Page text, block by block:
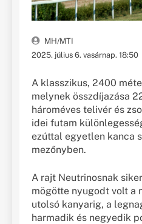
MH/MTI
2025. július 6. vasárnap. 18:50
A klasszikus, 2400
melynek összdíjazása
hároméves telivér és
idei futam
ezúttal egyetlen kanca
mezőnyben.
A rajt Neutrinosnak
mögötte nyugodt volt a
utolsó kanyarig, a
harmadik és negyedik